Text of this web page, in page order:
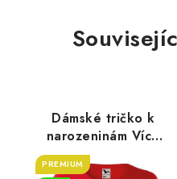
Dámské tričko k
narozeninám Více
DRINKU
PREMIUM